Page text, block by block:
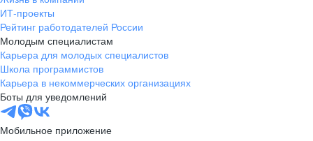
ИТ-проекты
Рейтинг работодателей России
Молодым специалистам
Карьера для молодых специалистов
Школа программистов
Карьера в некоммерческих организациях
Боты для уведомлений
Мобильное приложение